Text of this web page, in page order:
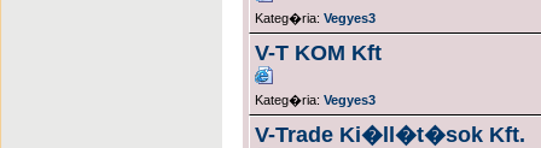
Kateg�ria: Vegyes3
V-T KOM Kft
Kateg�ria: Vegyes3
V-Trade Ki�ll�t�sok Kft.